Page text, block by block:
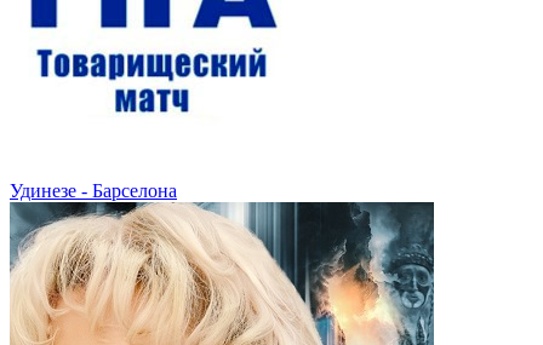
Удинезе - Барселона